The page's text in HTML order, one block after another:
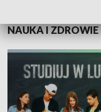
NAUKA I ZDROWIE